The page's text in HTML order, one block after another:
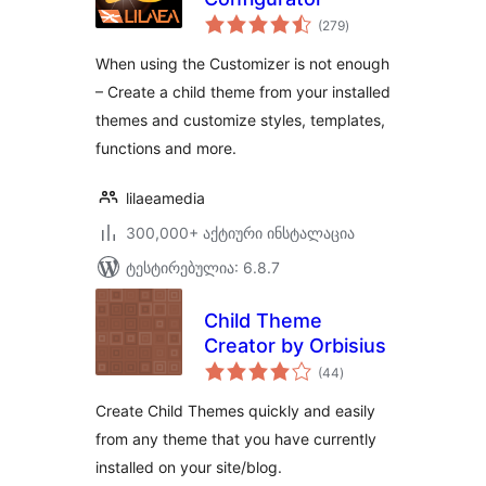
(279საერთო
რეიტინგი
)
When using the Customizer is not enough
– Create a child theme from your installed
themes and customize styles, templates,
functions and more.
lilaeamedia
300,000+ აქტიური ინსტალაცია
ტესტირებულია: 6.8.7
Child Theme
Creator by Orbisius
(44საერთო
რეიტინგი
)
Create Child Themes quickly and easily
from any theme that you have currently
installed on your site/blog.